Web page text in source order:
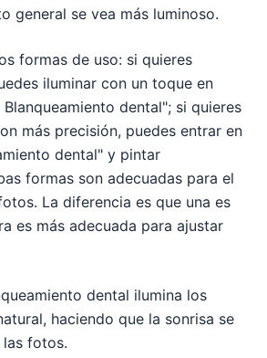
general se vea más luminoso.
formas de uso: si quieres
iluminar con un toque en
dental"; si quieres
más precisión, puedes entrar en
dental" y pintar
formas son adecuadas para el
La diferencia es que una es
es más adecuada para ajustar
dental ilumina los
haciendo que la sonrisa se
las fotos.